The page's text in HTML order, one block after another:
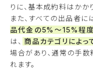
りに、基本成約料はかか
また、すべての出品者に
品代金の5%〜15%程度
は、 商品カテゴリによ
場合があり、通常の手
れます。